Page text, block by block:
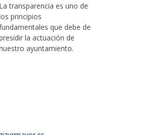
La transparencia es uno de
principios
que debe de
la actuación de
ayuntamiento.